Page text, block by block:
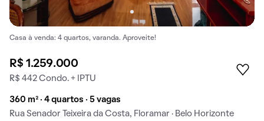
Casa à venda: 4 quartos, varanda. Aproveite!
R$ 1.259.000
R$ 442 Condo. + IPTU
360 m² · 4 quartos · 5 vagas
Rua Senador Teixeira da Costa, Floramar · Belo Horizonte